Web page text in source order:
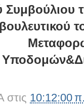
στις 10:12:00